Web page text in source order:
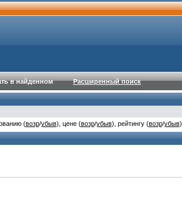
в найденном Расширенный поиск
(возр/убыв), цене (возр/убыв), рейтингу (возр/убыв)